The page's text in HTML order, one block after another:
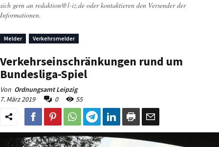
sich gern an redaktion@l-iz.de oder kontaktieren den Versender der
Informationen.
Melder Verkehrsmelder
Verkehrseinschränkungen rund um
Bundesliga-Spiel
Von Ordnungsamt Leipzig
7. März 2019
0 55